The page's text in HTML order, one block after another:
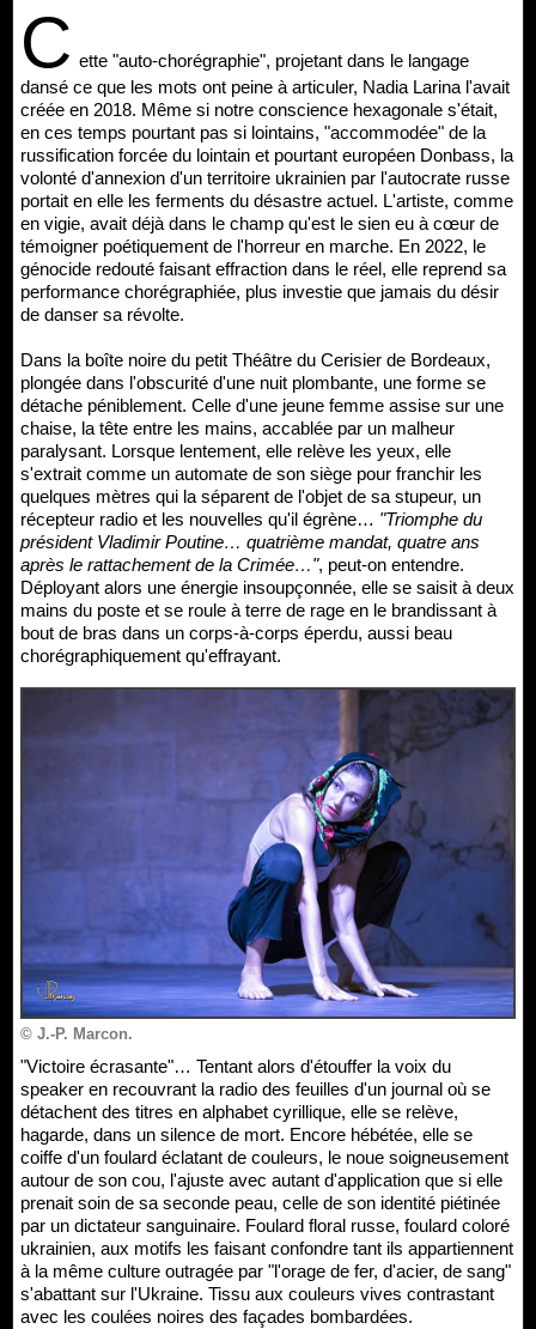
C ette "auto-chorégraphie", projetant dans le langage
dansé ce que les mots ont peine à articuler, Nadia Larina l'avait
créée en 2018. Même si notre conscience hexagonale s'était,
en ces temps pourtant pas si lointains, "accommodée" de la
russification forcée du lointain et pourtant européen Donbass, la
volonté d'annexion d'un territoire ukrainien par l'autocrate russe
portait en elle les ferments du désastre actuel. L'artiste, comme
en vigie, avait déjà dans le champ qu'est le sien eu à cœur de
témoigner poétiquement de l'horreur en marche. En 2022, le
génocide redouté faisant effraction dans le réel, elle reprend sa
performance chorégraphiée, plus investie que jamais du désir
de danser sa révolte.
Dans la boîte noire du petit Théâtre du Cerisier de Bordeaux,
plongée dans l'obscurité d'une nuit plombante, une forme se
détache péniblement. Celle d'une jeune femme assise sur une
chaise, la tête entre les mains, accablée par un malheur
paralysant. Lorsque lentement, elle relève les yeux, elle
s'extrait comme un automate de son siège pour franchir les
quelques mètres qui la séparent de l'objet de sa stupeur, un
récepteur radio et les nouvelles qu'il égrène… "Triomphe du
président Vladimir Poutine… quatrième mandat, quatre ans
après le rattachement de la Crimée…", peut-on entendre.
Déployant alors une énergie insoupçonnée, elle se saisit à deux
mains du poste et se roule à terre de rage en le brandissant à
bout de bras dans un corps-à-corps éperdu, aussi beau
chorégraphiquement qu'effrayant.
© J.-P. Marcon.
"Victoire écrasante"… Tentant alors d'étouffer la voix du
speaker en recouvrant la radio des feuilles d'un journal où se
détachent des titres en alphabet cyrillique, elle se relève,
hagarde, dans un silence de mort. Encore hébétée, elle se
coiffe d'un foulard éclatant de couleurs, le noue soigneusement
autour de son cou, l'ajuste avec autant d'application que si elle
prenait soin de sa seconde peau, celle de son identité piétinée
par un dictateur sanguinaire. Foulard floral russe, foulard coloré
ukrainien, aux motifs les faisant confondre tant ils appartiennent
à la même culture outragée par "l'orage de fer, d'acier, de sang"
s'abattant sur l'Ukraine. Tissu aux couleurs vives contrastant
avec les coulées noires des façades bombardées.